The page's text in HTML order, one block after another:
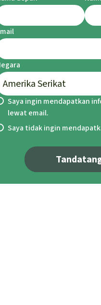
Saya ingin mendapatkan
lewat email.
Saya tidak ingin